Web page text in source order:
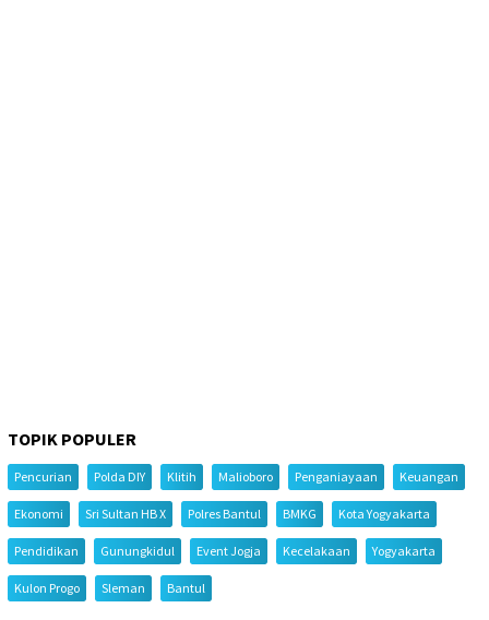
TOPIK POPULER
Pencurian Polda DIY Klitih Malioboro Penganiayaan Keuangan
Ekonomi Sri Sultan HB X Polres Bantul BMKG Kota Yogyakarta
Pendidikan Gunungkidul Event Jogja Kecelakaan Yogyakarta
Kulon Progo Sleman Bantul